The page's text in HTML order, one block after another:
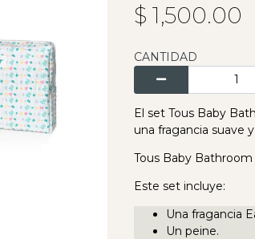
$ 1,500.00
CANTIDAD
El set Tous Baby
una fragancia suave
Tous Baby Bathroom
Este set incluye:
Una fragancia
Un peine.